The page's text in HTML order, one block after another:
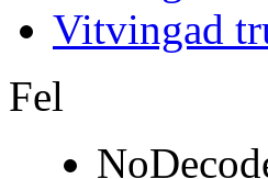
Vitvingad
Fel